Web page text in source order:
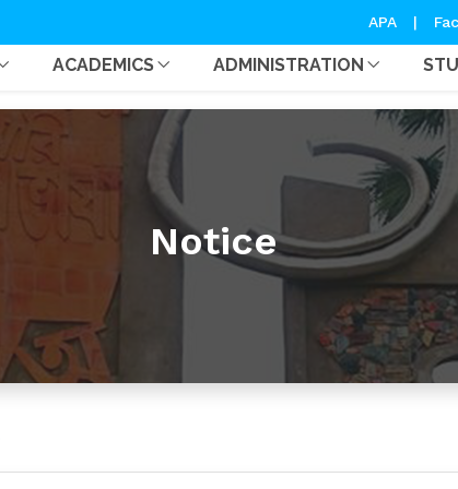
APA |
ACADEMICS ADMINISTRATION
Notice